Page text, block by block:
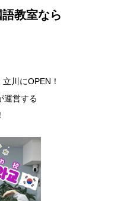
教室なら
川にOPEN！
運営する